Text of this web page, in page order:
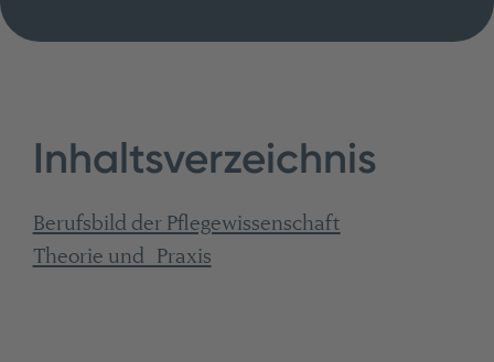
Inhaltsverzeichnis
Berufsbild der Pflegewissenschaft
Theorie und Praxis